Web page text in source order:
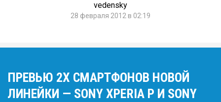
vedensky
28 февраля 2012 в 02:19
ПРЕВЬЮ 2Х СМАРТФОНОВ НОВОЙ
ЛИНЕЙКИ — SONY XPERIA P И SONY